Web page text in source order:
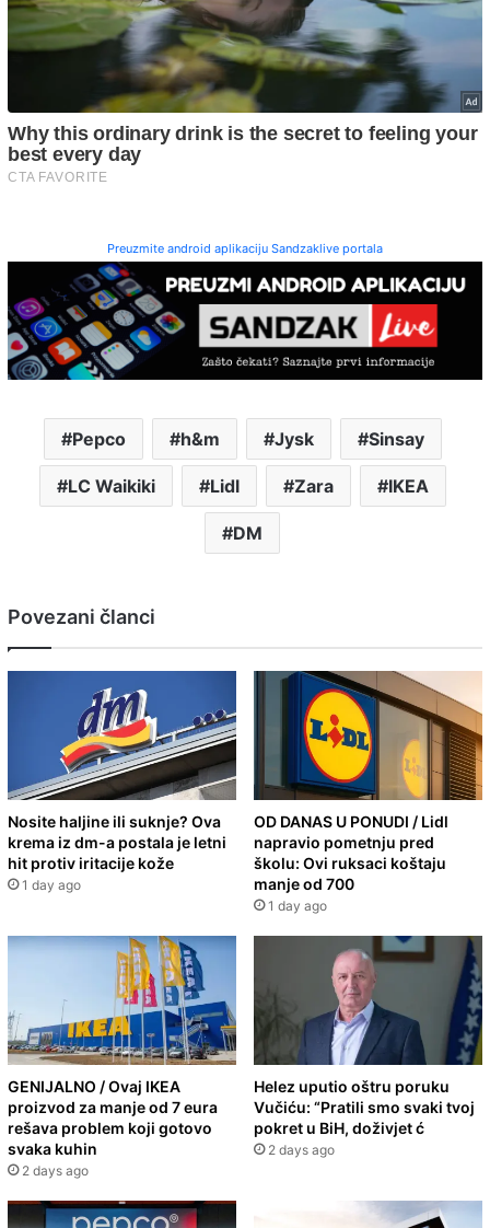
Preuzmite android aplikaciju Sandzaklive portala
Pepco h&m Jysk Sinsay
LC Waikiki Lidl Zara IKEA
DM
Povezani članci
Nosite haljine ili suknje? Ova
krema iz dm-a postala je letni
hit protiv iritacije kože
1 day ago
OD DANAS U PONUDI / Lidl
napravio pometnju pred
školu: Ovi ruksaci koštaju
manje od 700
1 day ago
GENIJALNO / Ovaj IKEA
proizvod za manje od 7 eura
rešava problem koji gotovo
svaka kuhin
2 days ago
Helez uputio oštru poruku
Vučiću: “Pratili smo svaki tvoj
pokret u BiH, doživjet ć
2 days ago